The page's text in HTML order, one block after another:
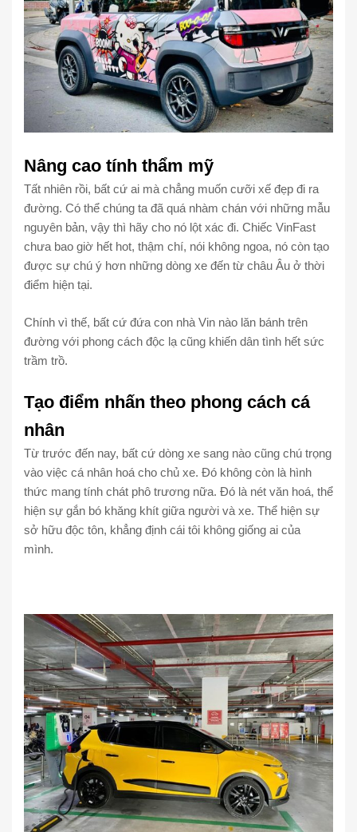
Nâng cao tính thẩm mỹ
Tất nhiên rồi, bất cứ ai mà chẳng muốn cưỡi xế đẹp đi ra
đường. Có thể chúng ta đã quá nhàm chán với những mẫu
nguyên bản, vậy thì hãy cho nó lột xác đi. Chiếc VinFast
chưa bao giờ hết hot, thậm chí, nói không ngoa, nó còn tạo
được sự chú ý hơn những dòng xe đến từ châu Âu ở thời
điểm hiện tại.
Chính vì thế, bất cứ đứa con nhà Vin nào lăn bánh trên
đường với phong cách độc lạ cũng khiến dân tình hết sức
trầm trồ.
Tạo điểm nhấn theo phong cách cá
nhân
Từ trước đến nay, bất cứ dòng xe sang nào cũng chú trọng
vào việc cá nhân hoá cho chủ xe. Đó không còn là hình
thức mang tính chát phô trương nữa. Đó là nét văn hoá, thể
hiện sự gắn bó khăng khít giữa người và xe. Thể hiện sự
sở hữu độc tôn, khẳng định cái tôi không giống ai của
mình.